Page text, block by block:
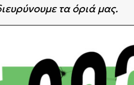
τα όριά μας.